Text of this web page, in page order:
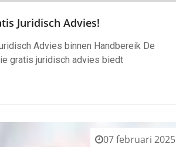
Juridisch Advies!
Advies binnen Handbereik De
gratis juridisch advies biedt
07 februari 2025